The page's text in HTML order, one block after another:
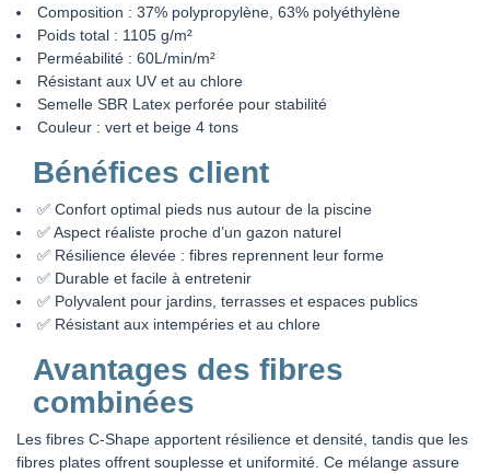
Composition : 37% polypropylène, 63% polyéthylène
Poids total : 1105 g/m²
Perméabilité : 60L/min/m²
Résistant aux UV et au chlore
Semelle SBR Latex perforée pour stabilité
Couleur : vert et beige 4 tons
Bénéfices client
✅ Confort optimal pieds nus autour de la piscine
✅ Aspect réaliste proche d’un gazon naturel
✅ Résilience élevée : fibres reprennent leur forme
✅ Durable et facile à entretenir
✅ Polyvalent pour jardins, terrasses et espaces publics
✅ Résistant aux intempéries et au chlore
Avantages des fibres
combinées
Les fibres C-Shape apportent résilience et densité, tandis que les
fibres plates offrent souplesse et uniformité. Ce mélange assure